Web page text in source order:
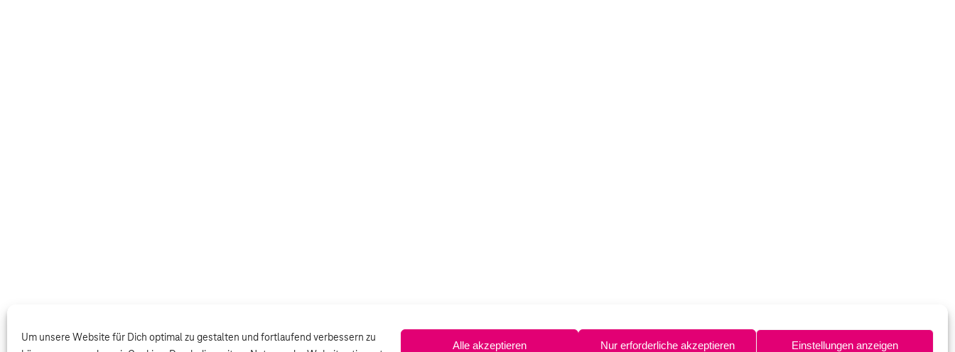
Um unsere Website für Dich optimal zu gestalten und fortlaufend verbessern zu
Alle akzeptieren Nur erforderliche akzeptieren Einstellungen anzeigen